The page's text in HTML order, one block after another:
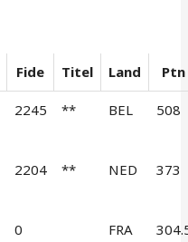
Fide Titel Land Ptn
2245 ** BEL 508
2204 ** NED 373
0 FRA